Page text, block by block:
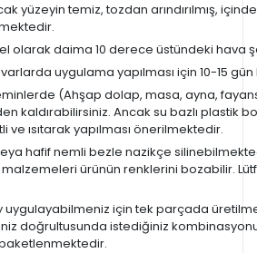
yüzeyin temiz, tozdan arındırılmış,
olarak daima 10 derece üstündeki hava
uygulama yapılması için 10-15
(Ahşap dolap, masa, ayna,
kaldırabilirsiniz. Ancak su bazlı plastik
ve ısıtarak yapılması önerilmektedir.
hafif nemli bezle nazikçe
malzemeleri ürünün renklerini bozabilir.
uygulayabilmeniz için tek parçada
doğrultusunda istediğiniz
paketlenmektedir.